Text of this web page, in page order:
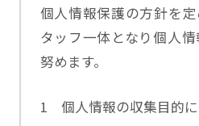
個人情報保護の方針を
タッフ一体となり個人
努めます。
1 個人情報の収集目的に